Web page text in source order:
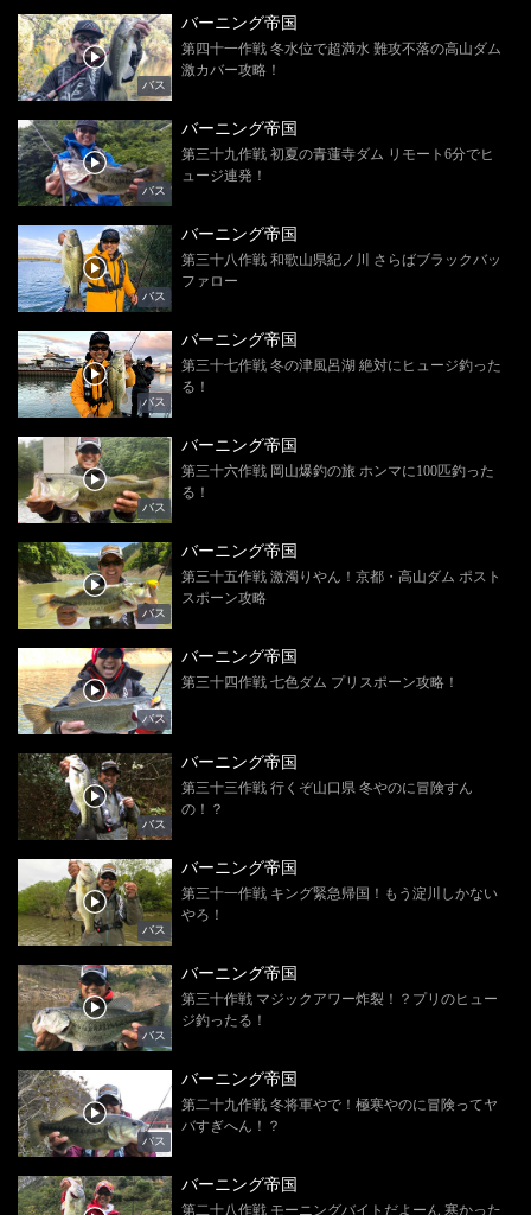
バス
バーニング帝国
第四十一作戦 冬水位で超満水 難攻不落の高山ダム
激カバー攻略！
バス
バーニング帝国
第三十九作戦 初夏の青蓮寺ダム リモート6分でヒ
ュージ連発！
バス
バーニング帝国
第三十八作戦 和歌山県紀ノ川 さらばブラックバッ
ファロー
バス
バーニング帝国
第三十七作戦 冬の津風呂湖 絶対にヒュージ釣った
る！
バス
バーニング帝国
第三十六作戦 岡山爆釣の旅 ホンマに100匹釣った
る！
バス
バーニング帝国
第三十五作戦 激濁りやん！京都・高山ダム ポスト
スポーン攻略
バス
バーニング帝国
第三十四作戦 七色ダム プリスポーン攻略！
バス
バーニング帝国
第三十三作戦 行くぞ山口県 冬やのに冒険すん
の！？
バス
バーニング帝国
第三十一作戦 キング緊急帰国！もう淀川しかない
やろ！
バス
バーニング帝国
第三十作戦 マジックアワー炸裂！？プリのヒュー
ジ釣ったる！
バス
バーニング帝国
第二十九作戦 冬将軍やで！極寒やのに冒険ってヤ
バすぎへん！？
バーニング帝国
第二十八作戦 モーニングバイトだよーん 寒かった